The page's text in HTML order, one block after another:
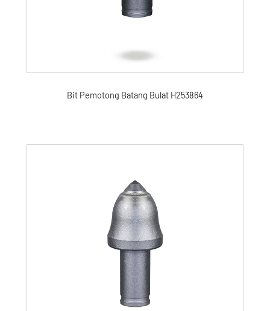
Bit Pemotong Batang Bulat H253864